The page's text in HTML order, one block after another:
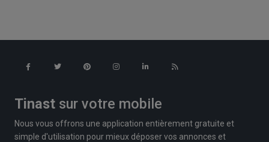
Tinast sur votre mobile
Nous vous offrons une application entièrement gratuite et
simple d'utilisation pour mieux déposer vos annonces et